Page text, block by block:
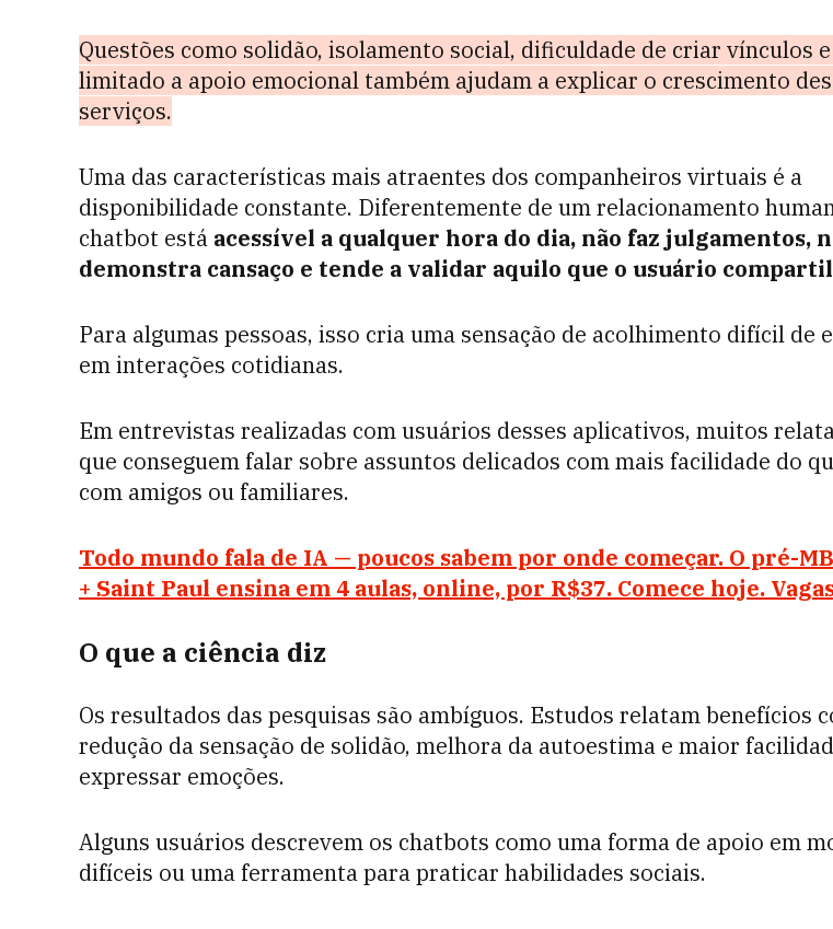
Questões como solidão, isolamento social, dificuldade de criar vínculos e
limitado a apoio emocional também ajudam a explicar o crescimento
serviços.
Uma das características mais atraentes dos companheiros virtuais é a
disponibilidade constante. Diferentemente de um relacionamento
chatbot está acessível a qualquer hora do dia, não faz julgamentos,
demonstra cansaço e tende a validar aquilo que o usuário
Para algumas pessoas, isso cria uma sensação de acolhimento difícil de
em interações cotidianas.
Em entrevistas realizadas com usuários desses aplicativos, muitos
que conseguem falar sobre assuntos delicados com mais facilidade do
com amigos ou familiares.
Todo mundo fala de IA — poucos sabem por onde começar. O pré-
+ Saint Paul ensina em 4 aulas, online, por R$37. Comece hoje.
O que a ciência diz
Os resultados das pesquisas são ambíguos. Estudos relatam benefícios
redução da sensação de solidão, melhora da autoestima e maior
expressar emoções.
Alguns usuários descrevem os chatbots como uma forma de apoio em
difíceis ou uma ferramenta para praticar habilidades sociais.